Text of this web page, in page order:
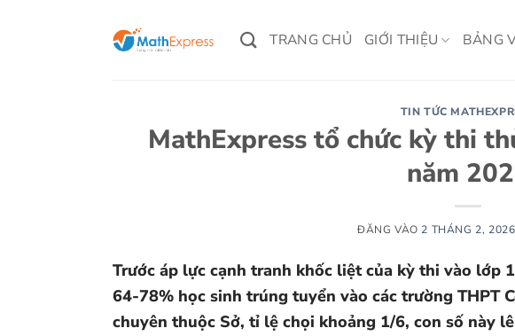
TRANG CHỦ GIỚI THIỆU BẢNG
TIN TỨC
MathExpress tổ chức kỳ thi
năm
ĐĂNG VÀO 2 THÁNG 2, 2026
Trước áp lực cạnh tranh khốc liệt của kỳ thi vào lớp
64-78% học sinh trúng tuyển vào các trường THPT
chuyên thuộc Sở, tỉ lệ chọi khoảng 1/6, con số này